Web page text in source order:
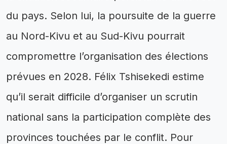
du pays. Selon lui, la poursuite de la guerre
au Nord-Kivu et au Sud-Kivu pourrait
compromettre l’organisation des élections
prévues en 2028. Félix Tshisekedi estime
qu’il serait difficile d’organiser un scrutin
national sans la participation complète des
provinces touchées par le conflit. Pour